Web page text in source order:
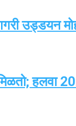
उड्डयन
मिळतो; हलवा